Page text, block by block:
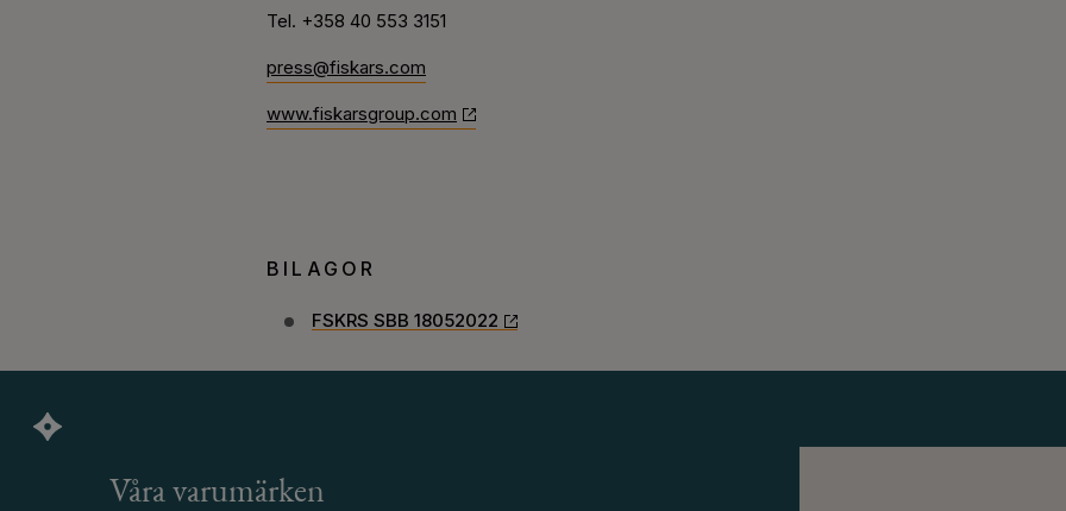
Tel. +358 40 553 3151
press@fiskars.com
www.fiskarsgroup.com
BILAGOR
FSKRS SBB 18052022
Våra varumärken